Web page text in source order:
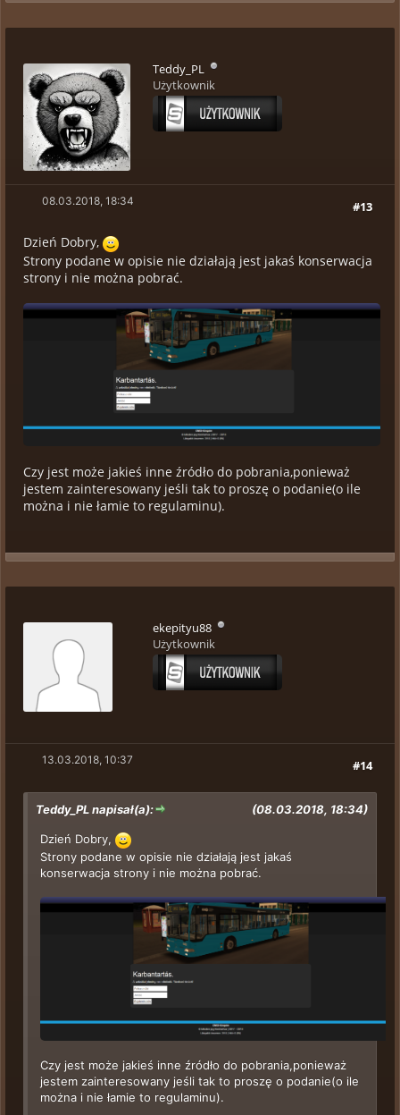
Teddy_PL
Użytkownik
#13
08.03.2018, 18:34
Dzień Dobry,
Strony podane w opisie nie działają jest jakaś konserwacja
strony i nie można pobrać.
Czy jest może jakieś inne źródło do pobrania,ponieważ
jestem zainteresowany jeśli tak to proszę o podanie(o ile
można i nie łamie to regulaminu).
ekepityu88
Użytkownik
#14
13.03.2018, 10:37
(08.03.2018, 18:34)
Teddy_PL napisał(a):
Dzień Dobry,
Strony podane w opisie nie działają jest jakaś
konserwacja strony i nie można pobrać.
Czy jest może jakieś inne źródło do pobrania,ponieważ
jestem zainteresowany jeśli tak to proszę o podanie(o ile
można i nie łamie to regulaminu).